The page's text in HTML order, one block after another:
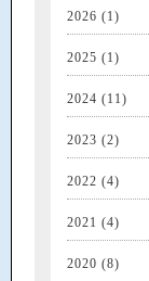
2026 (1)
2025 (1)
2024 (11)
2023 (2)
2022 (4)
2021 (4)
2020 (8)